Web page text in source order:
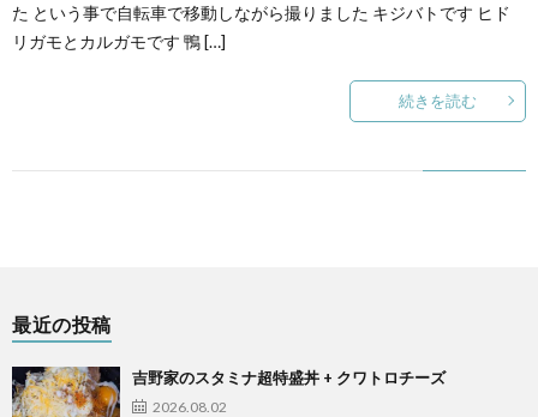
た という事で自転車で移動しながら撮りました キジバトです ヒド
リガモとカルガモです 鴨 […]
続きを読む
最近の投稿
吉野家のスタミナ超特盛丼 + クワトロチーズ
2026.08.02